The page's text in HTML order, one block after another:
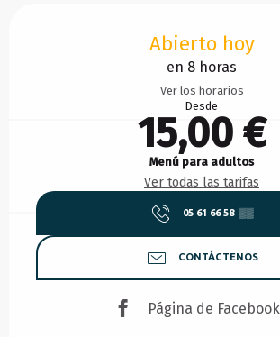
Abierto hoy
en 8 horas
Ver los horarios
Desde
15,00 €
Menú para adultos
Ver todas las tarifas
05 61 66 58 ▒▒
CONTÁCTENOS
Página de Facebook